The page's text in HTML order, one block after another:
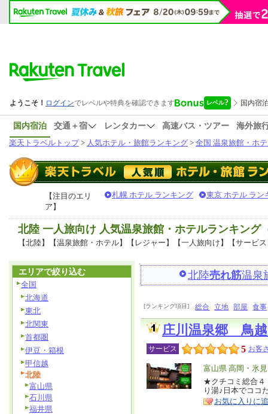
国内宿泊 交通＋宿 レンタカー 高速バス・ツアー
海外旅
楽天トラベルトップ> 人気ホテル・旅館ランキング > 全国 温泉旅館・ホ
【注目のエリ
ア】
札幌 ホテル ランキング 東京 ホテル ラン
北陸 一人旅向け 人気温泉旅館・ホテルランキング
【北陸】【温泉旅館・ホテル】【レジャー】【一人旅向け】【サービ
北陸売れ筋温泉
[ランキング項目] 総合 立地 部屋 食事
庄川温泉郷 鳥
サービス 5 お客
エ
リ
ア
富山県 高岡・氷
特
徴
★クチコミ総合４
り湯♪日本でココ
お気に入りに
エリアで絞り込む
全国
北海道
東北
北関東
首都圏
伊豆・箱根
甲信越
北陸
富山県
石川県
福井県